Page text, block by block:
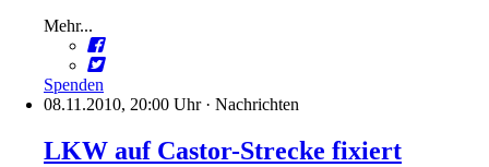
Mehr...
Spenden
08.11.2010, 20:00 Uhr· Nachrichten
LKW auf Castor-Strecke fixiert